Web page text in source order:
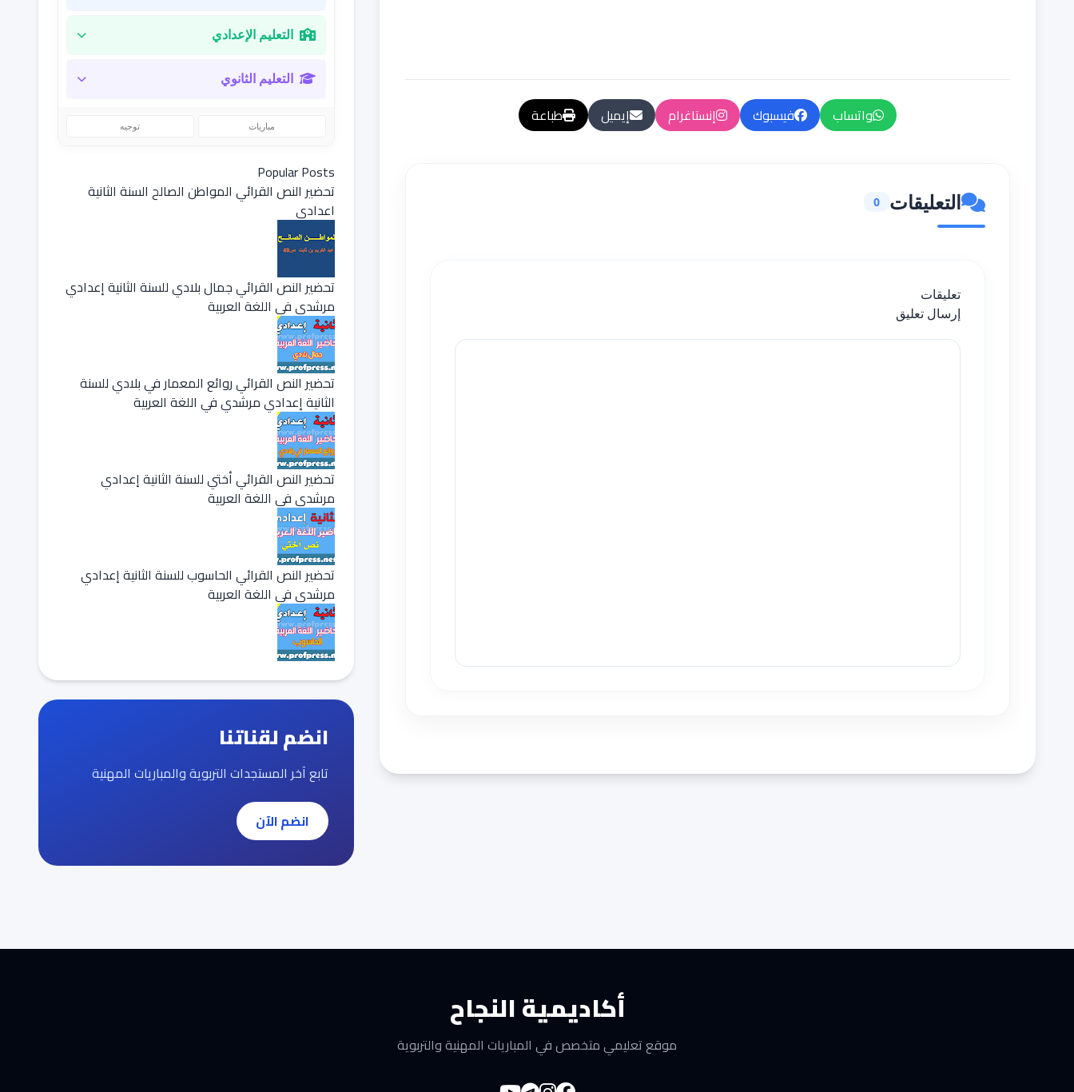
واتساب فيسبوك إنستاغرام إيميل طباعة
التعليقات 0
تعليقات
إرسال تعليق
التعليم الإعدادي
التعليم الثانوي
مباريات توجيه
Popular Posts
تحضير النص القرائي المواطن الصالح السنة الثانية
اعدادي
تحضير النص القرائي جمال بلادي للسنة الثانية إعدادي
مرشدي في اللغة العربية
تحضير النص القرائي روائع المعمار في بلادي للسنة
الثانية إعدادي مرشدي في اللغة العربية
تحضير النص القرائي أختي للسنة الثانية إعدادي
مرشدي في اللغة العربية
تحضير النص القرائي الحاسوب للسنة الثانية إعدادي
مرشدي في اللغة العربية
انضم لقناتنا
تابع آخر المستجدات التربوية والمباريات المهنية
انضم الآن
أكاديمية النجاح
موقع تعليمي متخصص في المباريات المهنية والتربوية